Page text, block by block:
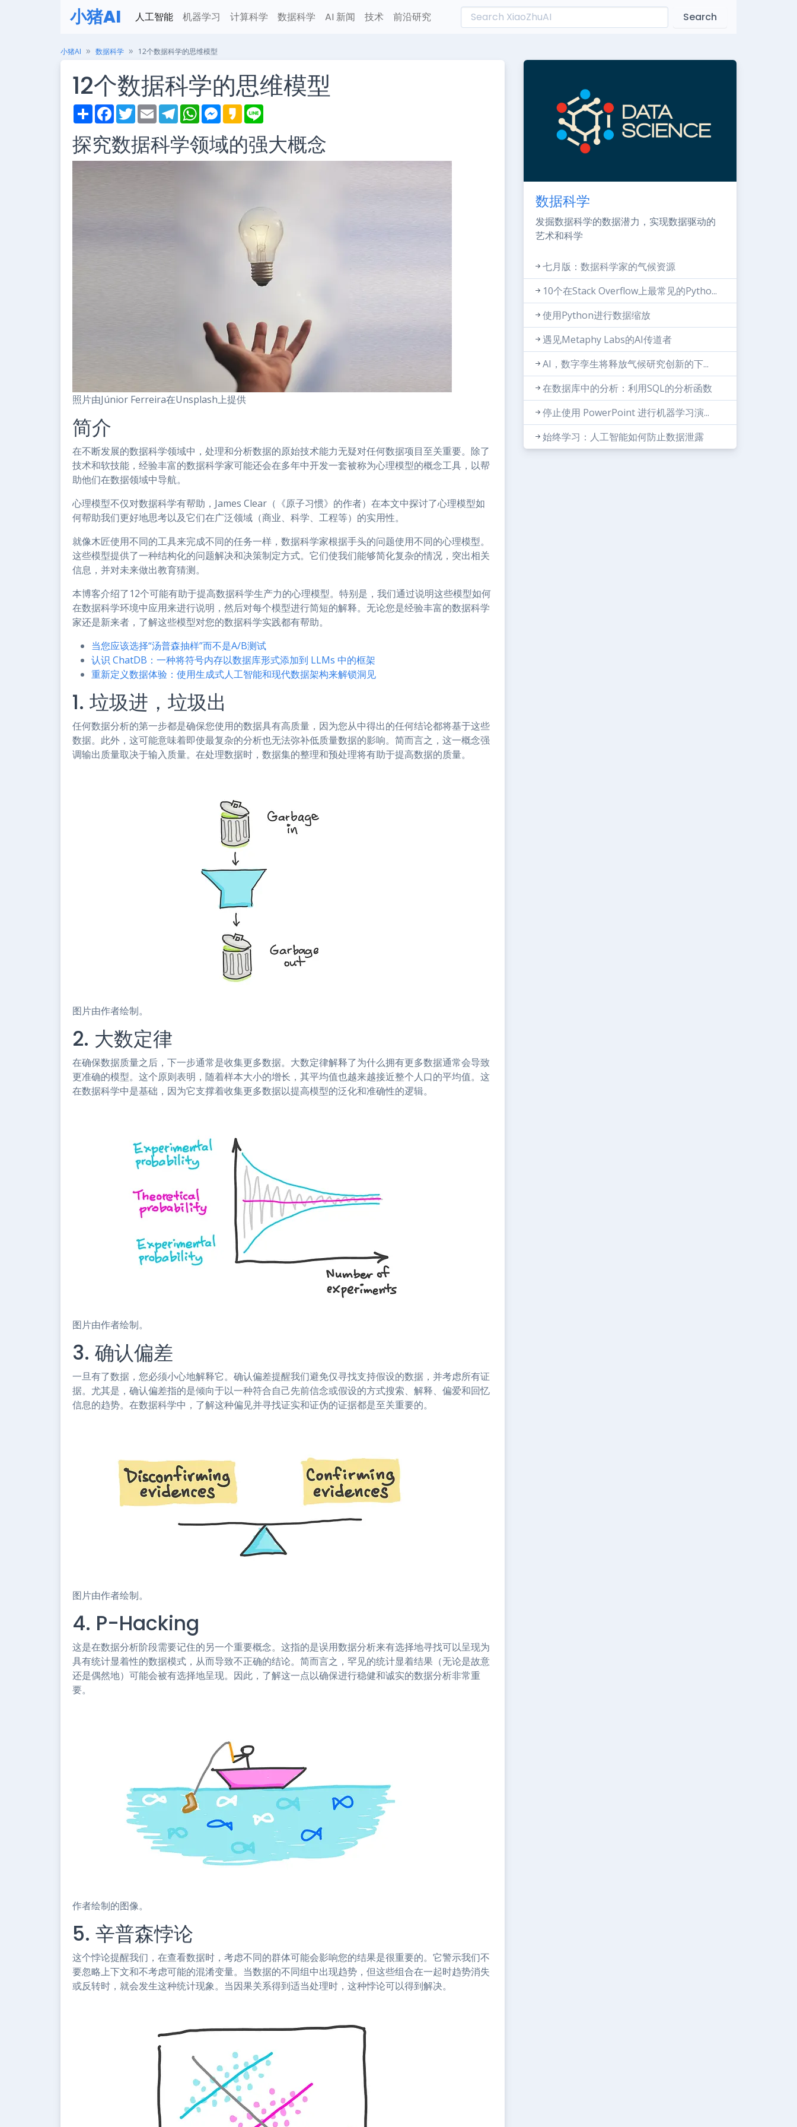
小猪AI 人工智能 机器学习 计算科学 数据科学 AI 新闻 技术 前沿研究 Search
小猪AI 数据科学 12个数据科学的思维模型
12个数据科学的思维模型
S
h
r
e
F
a
e
b
o
T
w
t
t
e
E
m
i
l
T
e
e
g
r
W
h
t
s
A
M
e
s
e
n
K
a
a
o
e
探究数据科学领域的强大概念
照片由Júnior Ferreira在Unsplash上提供
简介
在不断发展的数据科学领域中，处理和分析数据的原始技术能力无疑对任何数据项目至关重要。除了
技术和软技能，经验丰富的数据科学家可能还会在多年中开发一套被称为心理模型的概念工具，以帮
助他们在数据领域中导航。
心理模型不仅对数据科学有帮助，James Clear（《原子习惯》的作者）在本文中探讨了心理模型如
何帮助我们更好地思考以及它们在广泛领域（商业、科学、工程等）的实用性。
就像木匠使用不同的工具来完成不同的任务一样，数据科学家根据手头的问题使用不同的心理模型。
这些模型提供了一种结构化的问题解决和决策制定方式。它们使我们能够简化复杂的情况，突出相关
信息，并对未来做出教育猜测。
本博客介绍了12个可能有助于提高数据科学生产力的心理模型。特别是，我们通过说明这些模型如何
在数据科学环境中应用来进行说明，然后对每个模型进行简短的解释。无论您是经验丰富的数据科学
家还是新来者，了解这些模型对您的数据科学实践都有帮助。
当您应该选择“汤普森抽样”而不是A/B测试
认识 ChatDB：一种将符号内存以数据库形式添加到 LLMs 中的框架
重新定义数据体验：使用生成式人工智能和现代数据架构来解锁洞见
1. 垃圾进，垃圾出
任何数据分析的第一步都是确保您使用的数据具有高质量，因为您从中得出的任何结论都将基于这些
数据。此外，这可能意味着即使最复杂的分析也无法弥补低质量数据的影响。简而言之，这一概念强
调输出质量取决于输入质量。在处理数据时，数据集的整理和预处理将有助于提高数据的质量。
图片由作者绘制。
2. 大数定律
在确保数据质量之后，下一步通常是收集更多数据。大数定律解释了为什么拥有更多数据通常会导致
更准确的模型。这个原则表明，随着样本大小的增长，其平均值也越来越接近整个人口的平均值。这
在数据科学中是基础，因为它支撑着收集更多数据以提高模型的泛化和准确性的逻辑。
图片由作者绘制。
3. 确认偏差
一旦有了数据，您必须小心地解释它。确认偏差提醒我们避免仅寻找支持假设的数据，并考虑所有证
据。尤其是，确认偏差指的是倾向于以一种符合自己先前信念或假设的方式搜索、解释、偏爱和回忆
信息的趋势。在数据科学中，了解这种偏见并寻找证实和证伪的证据都是至关重要的。
图片由作者绘制。
4. P-Hacking
这是在数据分析阶段需要记住的另一个重要概念。这指的是误用数据分析来有选择地寻找可以呈现为
具有统计显着性的数据模式，从而导致不正确的结论。简而言之，罕见的统计显着结果（无论是故意
还是偶然地）可能会被有选择地呈现。因此，了解这一点以确保进行稳健和诚实的数据分析非常重
要。
作者绘制的图像。
5. 辛普森悖论
这个悖论提醒我们，在查看数据时，考虑不同的群体可能会影响您的结果是很重要的。它警示我们不
要忽略上下文和不考虑可能的混淆变量。当数据的不同组中出现趋势，但这些组合在一起时趋势消失
或反转时，就会发生这种统计现象。当因果关系得到适当处理时，这种悖论可以得到解决。
数据科学
发掘数据科学的数据潜力，实现数据驱动的
艺术和科学
七月版：数据科学家的气候资源
10个在Stack Overflow上最常见的Pytho...
使用Python进行数据缩放
遇见Metaphy Labs的AI传道者
AI，数字孪生将释放气候研究创新的下...
在数据库中的分析：利用SQL的分析函数
停止使用 PowerPoint 进行机器学习演...
始终学习：人工智能如何防止数据泄露